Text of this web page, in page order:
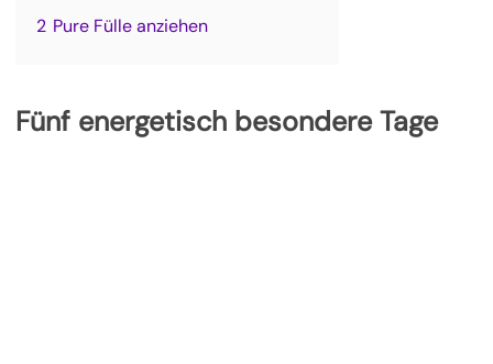
2 Pure Fülle anziehen
Fünf energetisch besondere Tage